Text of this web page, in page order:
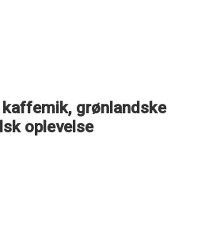
grønlandske
oplevelse